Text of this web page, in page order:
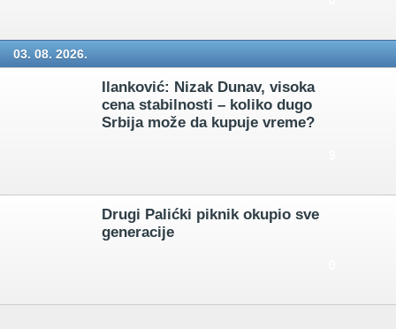
03. 08. 2026.
Ilanković: Nizak Dunav, visoka
cena stabilnosti – koliko dugo
Srbija može da kupuje vreme?
Drugi Palićki piknik okupio sve
generacije